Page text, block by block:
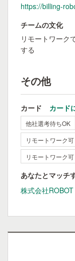
https://billing-
チームの文化
リモートワーク
する
その他
カード カード
他社選考待ちOK
リモートワーク可
リモートワーク可
あなたとマッチ
株式会社